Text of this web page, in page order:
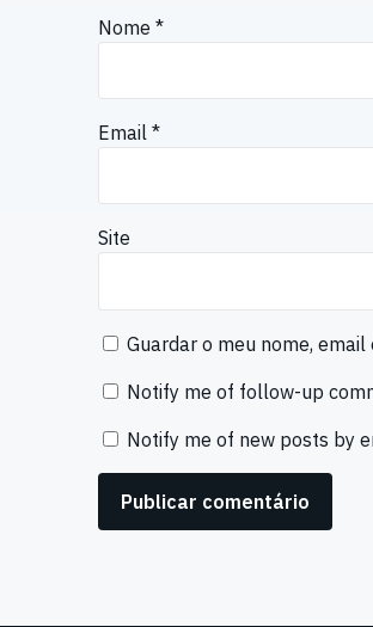
Nome *
Email *
Site
Guardar o meu nome,
Notify me of follow-up
Notify me of new posts by